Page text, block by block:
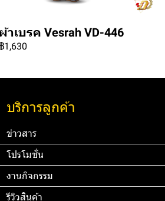
ผ้าเบรค Vesrah VD-446
฿1,630
บริการลูกค้า
ข่าวสาร
โปรโมชั่น
งานกิจกรรม
รีวิวสินค้า